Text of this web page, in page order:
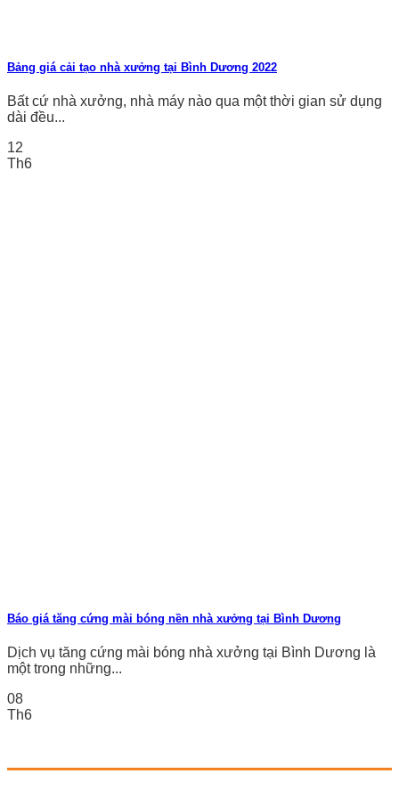
Bảng giá cải tạo nhà xưởng tại Bình Dương 2022
Bất cứ nhà xưởng, nhà máy nào qua một thời gian sử dụng
dài đều...
12
Th6
Báo giá tăng cứng mài bóng nền nhà xưởng tại Bình Dương
Dịch vụ tăng cứng mài bóng nhà xưởng tại Bình Dương là
một trong những...
08
Th6